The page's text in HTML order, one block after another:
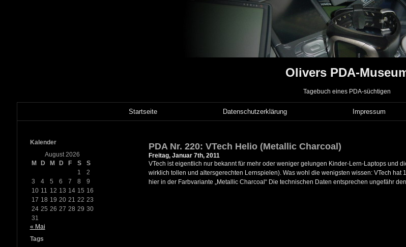
Olivers PDA-
Tagebuch eines PDA-süchtigen
Startseite Datenschutzerklärung Impressum
Kalender
August 2026
M
D M D F S
S
1
2
3
4 5 6 7 8
9
10 11 12 13 14 15 16
17 18 19 20 21 22 23
24 25 26 27 28 29 30
31
« Mai
Tags
PDA Nr. 220: VTech Helio (Metallic Charcoal)
Freitag, Januar 7th, 2011
VTech ist eigentlich nur bekannt für mehr oder weniger gelungen Kinder-Lern-Laptops und
wirklich tollen und altersgerechten Lernspielen). Was wohl die wenigsten wissen: VTech hat
hier in der Farbvariante „Metallic Charcoal“ Die technischen Daten entsprechen ungefähr